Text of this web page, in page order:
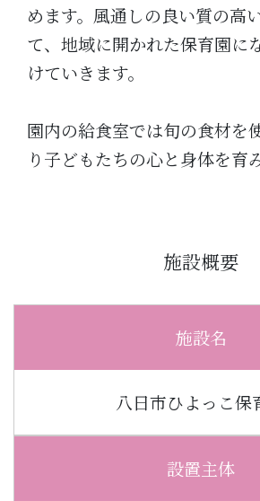
めます。風通しの良い質の高
て、地域に開かれた保育園に
けていきます。
園内の給食室では旬の食材を
り子どもたちの心と身体を育
施設概要
施設名
八日市ひよっこ保
設置主体